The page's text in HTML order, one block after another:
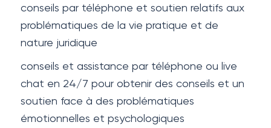
conseils par téléphone et soutien relatifs aux
problématiques de la vie pratique et de
nature juridique
conseils et assistance par téléphone ou live
chat en 24/7 pour obtenir des conseils et un
soutien face à des problématiques
émotionnelles et psychologiques